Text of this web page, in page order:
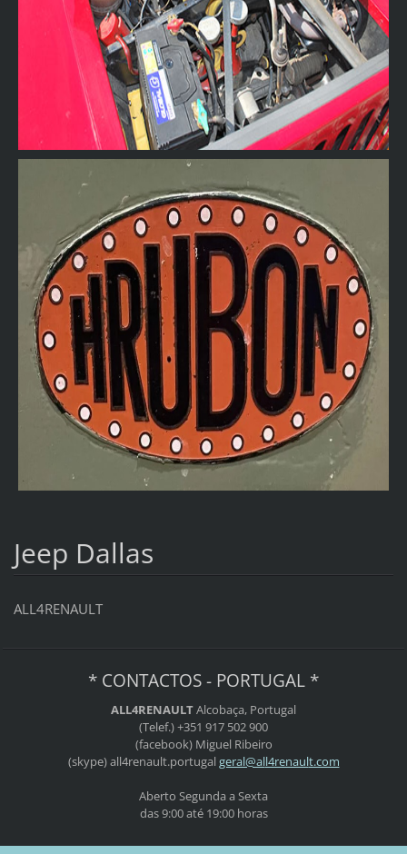
Jeep Dallas
ALL4RENAULT
* CONTACTOS - PORTUGAL *
ALL4RENAULTAlcobaça, Portugal
(Telef.) +351 917 502 900
(facebook) Miguel Ribeiro
(skype) all4renault.portugal geral@all4renault.com
Aberto Segunda a Sexta
das 9:00 até 19:00 horas